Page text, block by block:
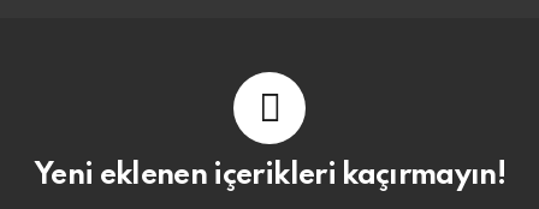
Yeni eklenen içerikleri kaçırmayın!